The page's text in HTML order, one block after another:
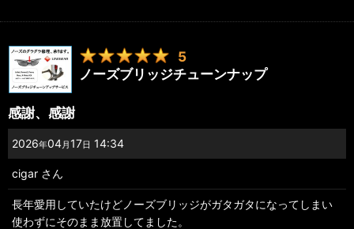
5
ノーズブリッジチューンナップ
感謝、感謝
2026年04月 17日 14:34
cigar さん
長年愛用していたけどノーズブリッジがガタガタになってしまい
使わずにそのまま放置してました。